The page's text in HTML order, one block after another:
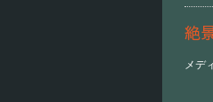
絶
メデ